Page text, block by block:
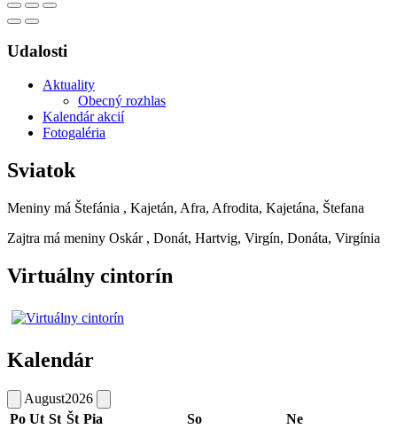
Udalosti
Aktuality
Obecný rozhlas
Kalendár akcií
Fotogaléria
Sviatok
Meniny má Štefánia , Kajetán, Afra, Afrodita, Kajetána, Štefana
Zajtra má meniny Oskár , Donát, Hartvig, Virgín, Donáta, Virgínia
Virtuálny cintorín
Kalendár
August2026
Po Ut St Št Pia So
Ne